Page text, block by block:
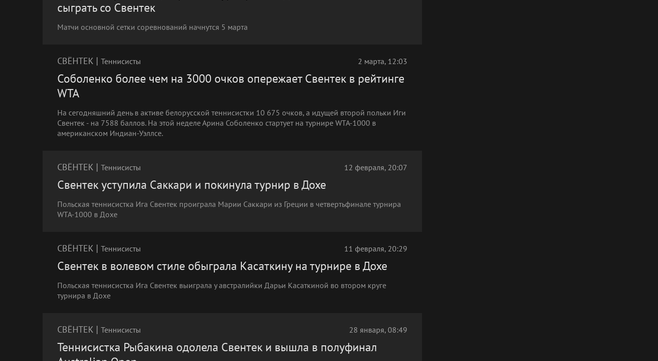
сыграть со Свентек
Матчи основной сетки соревнований начнутся 5 марта
СВЁНТЕК | Теннисисты 2 марта, 12:03
Соболенко более чем на 3000 очков опережает Свентек в рейтинге
WTA
На сегодняшний день в активе белорусской теннисистки 10 675 очков, а идущей второй польки Иги
Свентек - на 7588 баллов. На этой неделе Арина Соболенко стартует на турнире WTA-1000 в
американском Индиан-Уэллсе.
СВЁНТЕК | Теннисисты 12 февраля, 20:07
Свентек уступила Саккари и покинула турнир в Дохе
Польская теннисистка Ига Свентек проиграла Марии Саккари из Греции в четвертьфинале турнира
WTA-1000 в Дохе
СВЁНТЕК | Теннисисты 11 февраля, 20:29
Свентек в волевом стиле обыграла Касаткину на турнире в Дохе
Польская теннисистка Ига Свентек выиграла у австралийки Дарьи Касаткиной во втором круге
турнира в Дохе
СВЁНТЕК | Теннисисты 28 января, 08:49
Теннисистка Рыбакина одолела Свентек и вышла в полуфинал